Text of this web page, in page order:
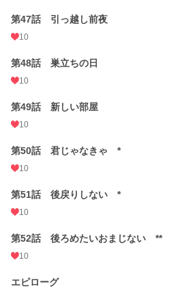
第47話 引っ越し前夜
10
第48話 巣立ちの日
10
第49話 新しい部屋
10
第50話 君じゃなきゃ *
10
第51話 後戻りしない *
10
第52話 後ろめたいおまじない **
10
エピローグ